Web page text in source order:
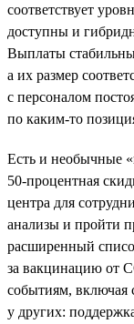
соответствует
доступны и
Выплаты стабильны
а их размер
с персоналом
по каким-то
Есть и необычные
50‑процентная
центра для
анализы и пройти
расширенный
за вакцинацию от
событиям, включая
у других: